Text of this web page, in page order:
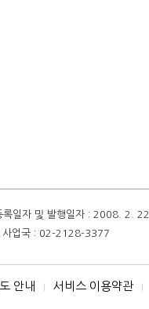
록일자 및 발행일자 : 2008. 2. 22
사업국 : 02-2128-3377
안내 I 서비스 이용약관 I